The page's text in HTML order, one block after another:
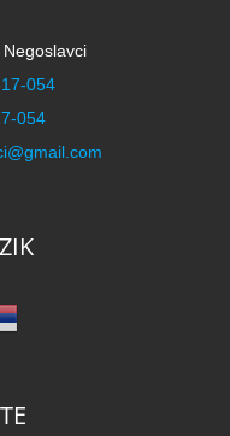
054
054